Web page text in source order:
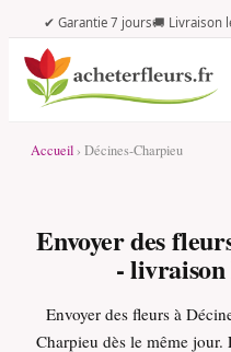
✔ Garantie 7 jours🚚 Livraison
Accueil › Décines-Charpieu
Envoyer des
-
Envoyer des fleurs à
Charpieu dès le même jour.